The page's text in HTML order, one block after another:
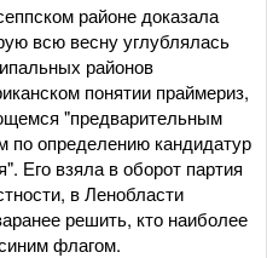
районе доказала
всю весну углублялась
районов
понятии праймериз,
"предварительным
по определению кандидатур
Его взяла в оборот партия
в Ленобласти
решить, кто наиболее
флагом.